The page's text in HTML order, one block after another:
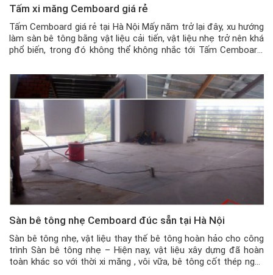
Tấm xi măng Cemboard giá rẻ
Tấm Cemboard giá rẻ tại Hà Nội Mấy năm trở lại đây, xu hướng
làm sàn bê tông bằng vật liệu cải tiến, vật liệu nhẹ trở nên khá
phổ biến, trong đó không thể không nhắc tới Tấm Cemboard.
[…]
Sàn bê tông nhẹ Cemboard đúc sẵn tại Hà Nội
Sàn bê tông nhẹ, vật liệu thay thế bê tông hoàn hảo cho công
trình Sàn bê tông nhẹ – Hiện nay, vật liệu xây dựng đã hoàn
toàn khác so với thời xi măng , vôi vữa, bê tông cốt thép ngày